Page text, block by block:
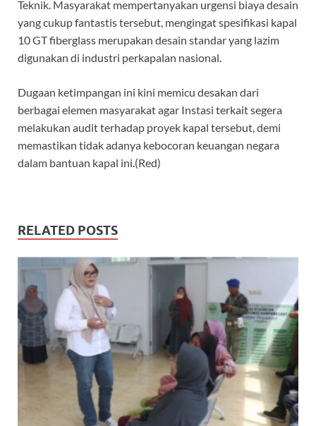
Teknik. Masyarakat mempertanyakan urgensi biaya desain
yang cukup fantastis tersebut, mengingat spesifikasi kapal
10 GT fiberglass merupakan desain standar yang lazim
digunakan di industri perkapalan nasional.
Dugaan ketimpangan ini kini memicu desakan dari
berbagai elemen masyarakat agar Instasi terkait segera
melakukan audit terhadap proyek kapal tersebut, demi
memastikan tidak adanya kebocoran keuangan negara
dalam bantuan kapal ini.(Red)
RELATED POSTS